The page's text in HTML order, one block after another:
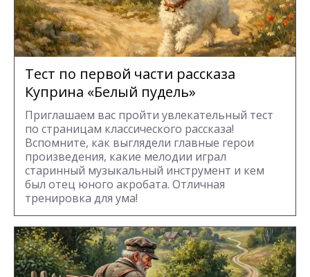
Тест по первой части рассказа
Куприна «Белый пудель»
Приглашаем вас пройти увлекательный тест
по страницам классического рассказа!
Вспомните, как выглядели главные герои
произведения, какие мелодии играл
старинный музыкальный инструмент и кем
был отец юного акробата. Отличная
тренировка для ума!